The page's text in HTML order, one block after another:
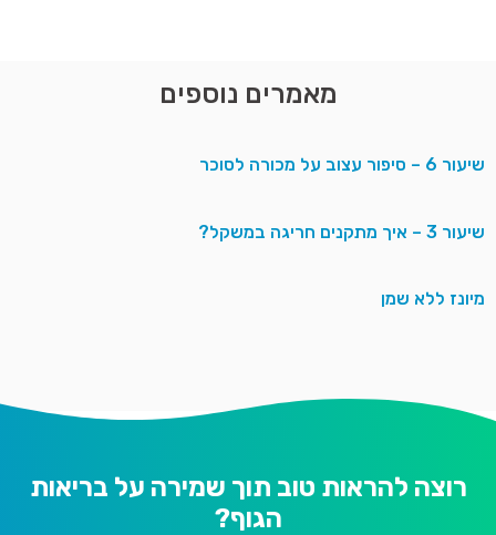
מאמרים נוספים
שיעור 6 – סיפור עצוב על מכורה לסוכר
שיעור 3 – איך מתקנים חריגה במשקל?
מיונז ללא שמן
רוצה להראות טוב תוך שמירה על בריאות
הגוף?